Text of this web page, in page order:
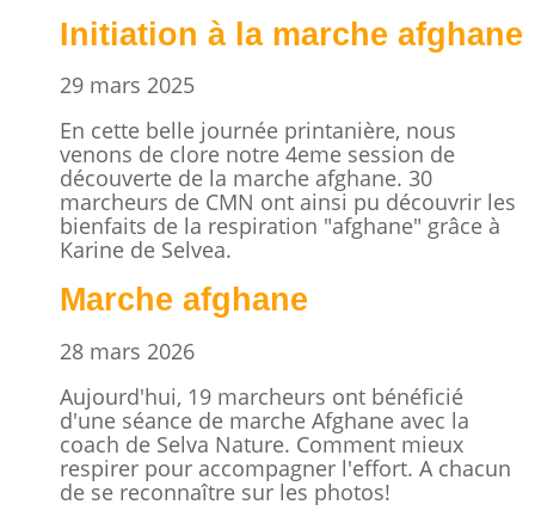
Initiation à la marche afghane
29 mars 2025
En cette belle journée printanière, nous
venons de clore notre 4eme session de
découverte de la marche afghane. 30
marcheurs de CMN ont ainsi pu découvrir les
bienfaits de la respiration "afghane" grâce à
Karine de Selvea.
Marche afghane
28 mars 2026
Aujourd'hui, 19 marcheurs ont bénéficié
d'une séance de marche Afghane avec la
coach de Selva Nature. Comment mieux
respirer pour accompagner l'effort. A chacun
de se reconnaître sur les photos!